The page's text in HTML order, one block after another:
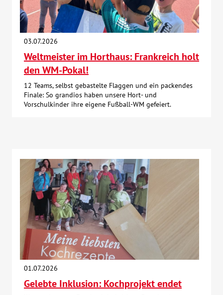
03.07.2026
Weltmeister im Horthaus: Frankreich holt
den WM-Pokal!
12 Teams, selbst gebastelte Flaggen und ein packendes
Finale: So grandios haben unsere Hort- und
Vorschulkinder ihre eigene Fußball-WM gefeiert.
01.07.2026
Gelebte Inklusion: Kochprojekt endet